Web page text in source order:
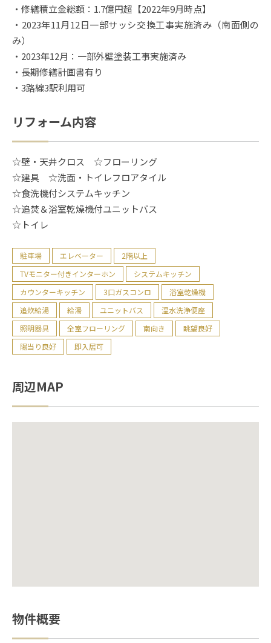
・修繕積立金総額：1.7億円超【2022年9月時点】
・2023年11月12日一部サッシ交換工事実施済み（南面側の
み）
・2023年12月：一部外壁塗装工事実施済み
・長期修繕計画書有り
・3路線3駅利用可
リフォーム内容
☆壁・天井クロス ☆フローリング
☆建具 ☆洗面・トイレフロアタイル
☆食洗機付システムキッチン
☆追焚＆浴室乾燥機付ユニットバス
☆トイレ
駐車場 エレベーター
2階以上
TVモニター付きインターホン
システムキッチン
カウンターキッチン
3口ガスコンロ
浴室乾燥機
追炊給湯
給湯 ユニットバス
温水洗浄便座
照明器具
全室フローリング 南向き
眺望良好
陽当り良好
即入居可
周辺MAP
物件概要